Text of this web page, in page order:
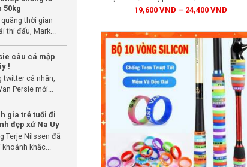
Xem chi tiết
19,600 VNĐ – 24,400 VNĐ
GIẢM GIÁ!
50kg
thời gian
thi đấu, Mark...
câu cá mập
!
twitter cá nhân,
Persie mới...
gia trẻ tuổi đi
đẹp xứ Na Uy
Terje Nilssen đã
khoảnh khắc...